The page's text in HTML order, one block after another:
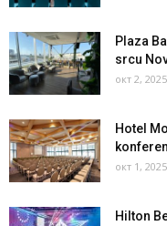
Plaza
srcu
окт 2, 2025
Hotel
окт 1, 2025
Hilton